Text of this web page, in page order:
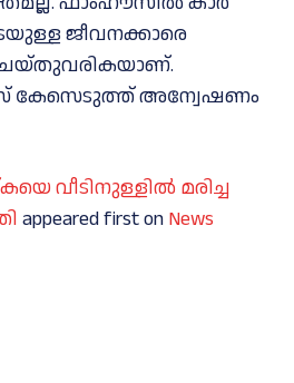
ജീവനക്കാരെ
കേസെടുത്ത് അന്വേഷണം
വീടിനുള്ളിൽ മരിച്ച
appeared first on News